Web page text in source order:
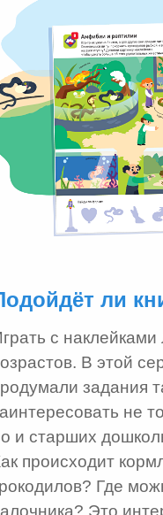
ли
с
В этой
задания
не
и старших
происходит
Где
Это